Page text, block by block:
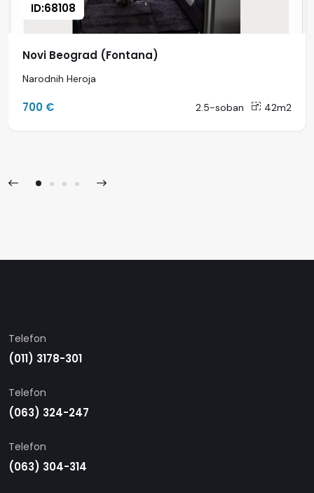
ID:68108
Novi Beograd (Fontana)
Narodnih Heroja
700 € 2.5-soban 42m2
Telefon
(011) 3178-301
Telefon
(063) 324-247
Telefon
(063) 304-314